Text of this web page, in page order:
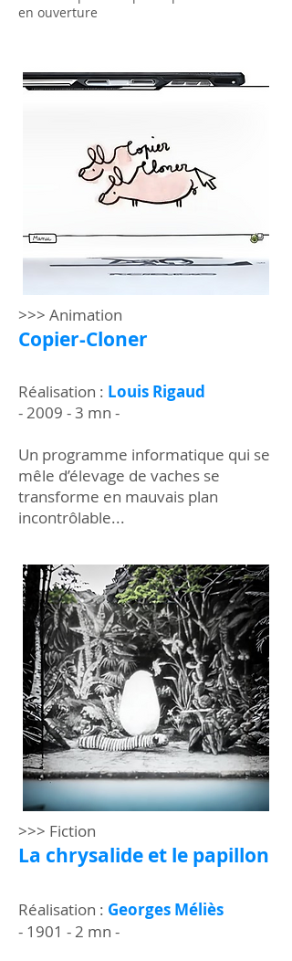
en ouverture
>>> Animation
Copier-Cloner
Réalisation : Louis Rigaud
- 2009 - 3 mn -
Un programme informatique qui se
mêle d’élevage de vaches se
transforme en mauvais plan
incontrôlable...
>>> Fiction
La chrysalide et le papillon
Réalisation : Georges Méliès
- 1901 - 2 mn -